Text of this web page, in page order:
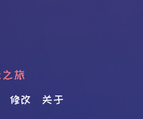
修改 关于